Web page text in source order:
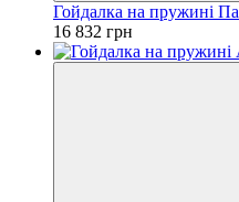
Гойдалка на пружині
16 832 грн